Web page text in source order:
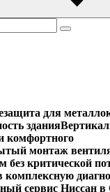
для
здания
комфортного
монтаж
критической
комплексную
сервис Ниссан в